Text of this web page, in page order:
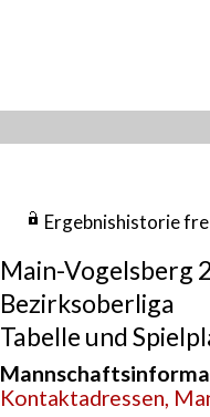
Ergebnishistorie
Main-Vogelsberg
Bezirksoberliga
Tabelle und
Kontaktadressen,